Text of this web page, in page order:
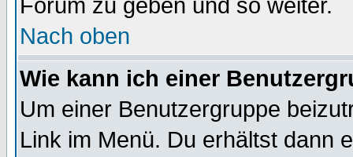
Forum zu geben und so weiter.
Nach oben
Wie kann ich einer
Um einer Benutzergruppe
Link im Menü. Du erhältst dann